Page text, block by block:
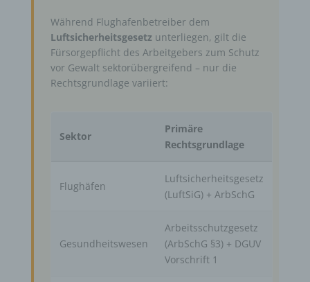
Während Flughafenbetreiber dem
Luftsicherheitsgesetz unterliegen, gilt die
Fürsorgepflicht des Arbeitgebers zum Schutz
vor Gewalt sektorübergreifend – nur die
Rechtsgrundlage variiert:
Sektor
Primäre
Rechtsgrundlage
Flughäfen
Luftsicherheitsgesetz
(LuftSiG) + ArbSchG
Gesundheitswesen
Arbeitsschutzgesetz
(ArbSchG §3) + DGUV
Vorschrift 1